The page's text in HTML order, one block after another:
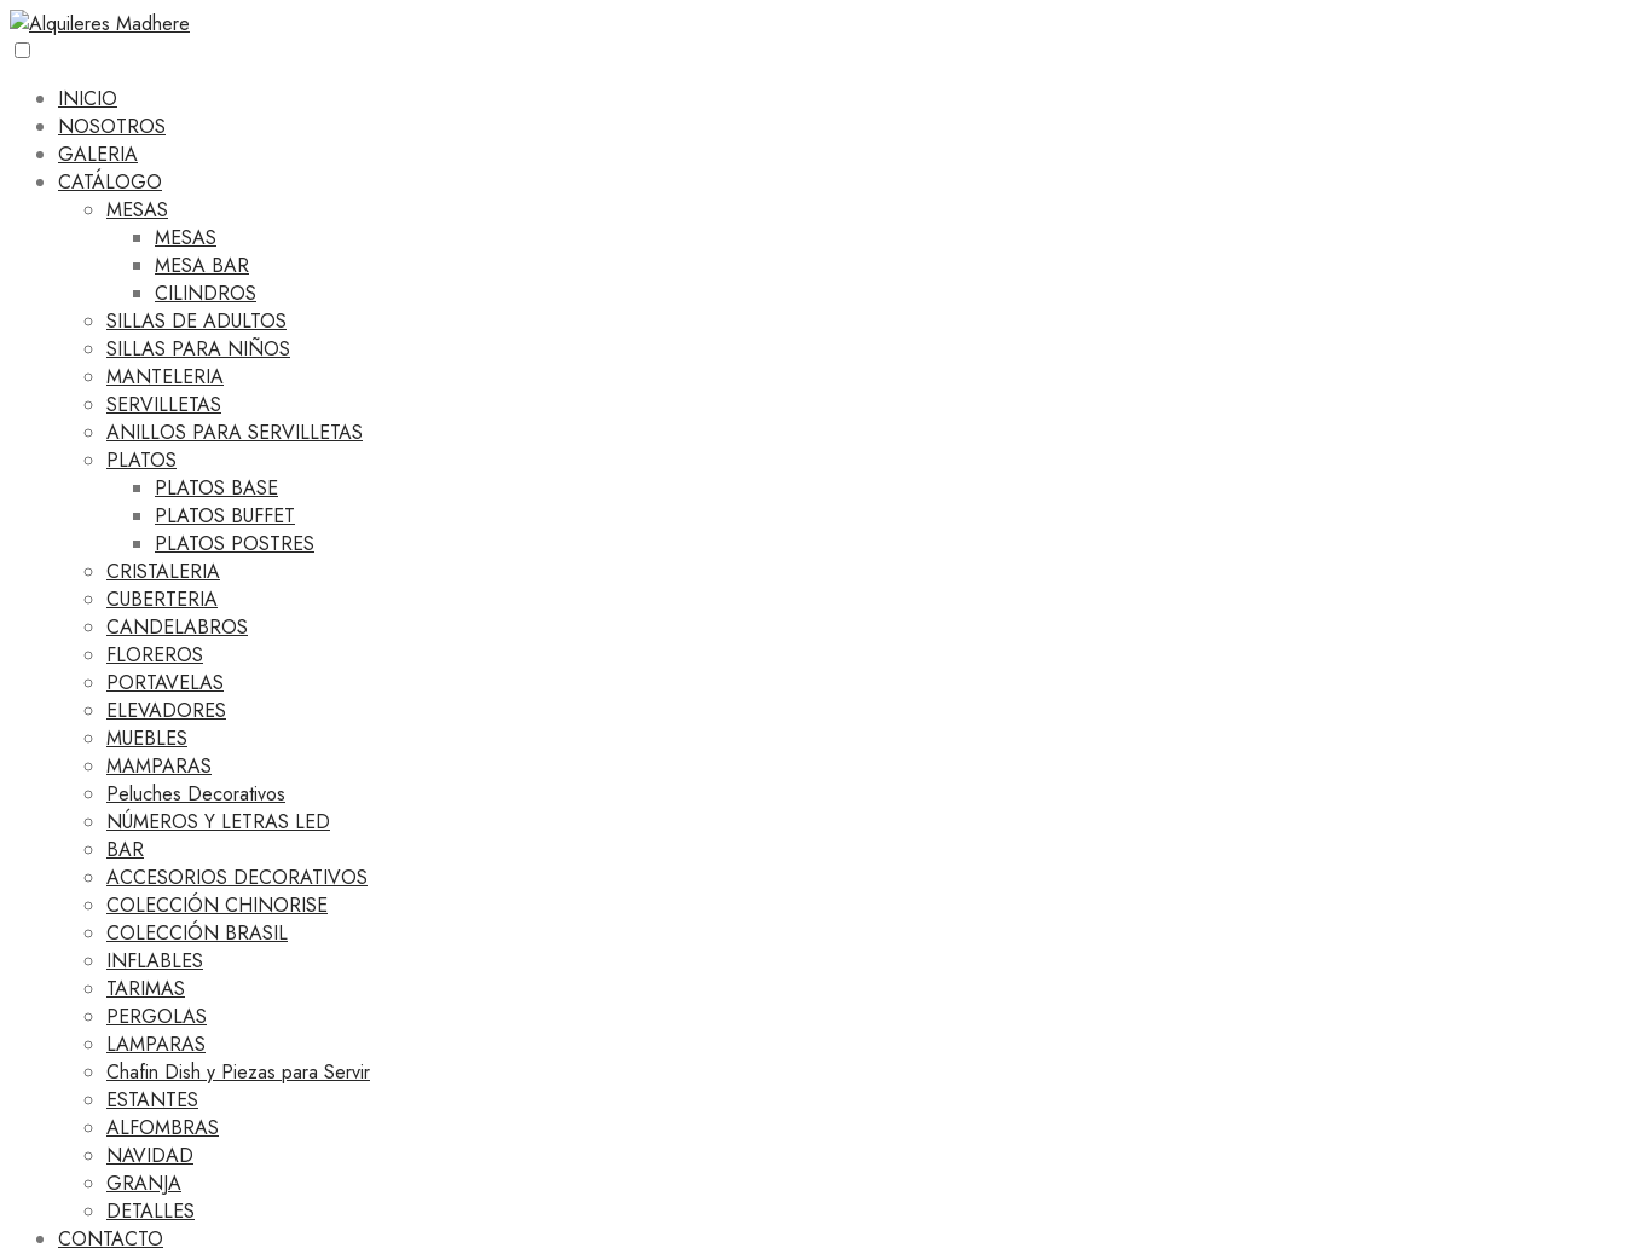
INICIO
NOSOTROS
GALERIA
CATÁLOGO
MESAS
MESAS
MESA BAR
CILINDROS
SILLAS DE ADULTOS
SILLAS PARA NIÑOS
MANTELERIA
SERVILLETAS
ANILLOS PARA SERVILLETAS
PLATOS
PLATOS BASE
PLATOS BUFFET
PLATOS POSTRES
CRISTALERIA
CUBERTERIA
CANDELABROS
FLOREROS
PORTAVELAS
ELEVADORES
MUEBLES
MAMPARAS
Peluches Decorativos
NÚMEROS Y LETRAS LED
BAR
ACCESORIOS DECORATIVOS
COLECCIÓN CHINORISE
COLECCIÓN BRASIL
INFLABLES
TARIMAS
PERGOLAS
LAMPARAS
Chafin Dish y Piezas para Servir
ESTANTES
ALFOMBRAS
NAVIDAD
GRANJA
DETALLES
CONTACTO